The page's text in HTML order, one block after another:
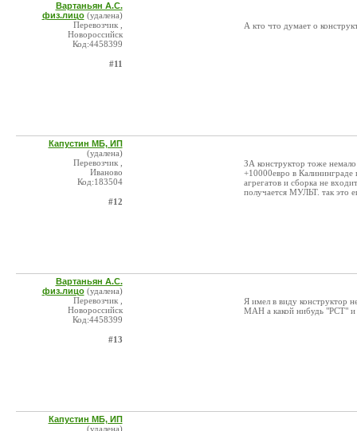
Вартаньян А.С.
физ.лицо (удалена)
Перевозчик ,
Новороссийск
Код:4458399
#11
А кто что думает о
Капустин МБ, ИП
(удалена)
Перевозчик ,
Иваново
Код:183504
#12
ЗА конструктор тоже
+10000евро в
агрегатов и сборка не
получается МУЛЬТ. так это
Вартаньян А.С.
физ.лицо (удалена)
Перевозчик ,
Новороссийск
Код:4458399
#13
Я имел в виду конструктор
МАН а какой нибудь "РСТ" и
Капустин МБ, ИП
(удалена)